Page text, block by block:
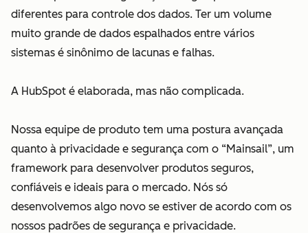
diferentes para controle dos dados. Ter um volume
muito grande de dados espalhados entre vários
sistemas é sinônimo de lacunas e falhas.
A HubSpot é elaborada, mas não complicada.
Nossa equipe de produto tem uma postura avançada
quanto à privacidade e segurança com o “Mainsail”, um
framework para desenvolver produtos seguros,
confiáveis e ideais para o mercado. Nós só
desenvolvemos algo novo se estiver de acordo com os
nossos padrões de segurança e privacidade.